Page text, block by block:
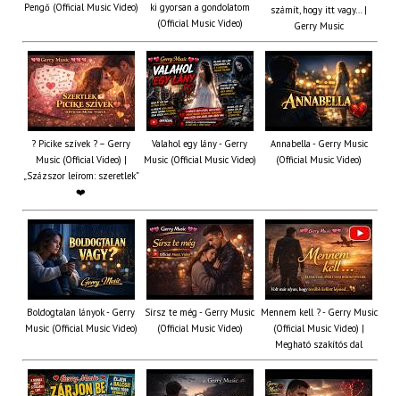
Pengő (Official Music Video)
ki gyorsan a gondolatom
(Official Music Video)
számít, hogy itt vagy… |
Gerry Music
? Picike szívek ? – Gerry
Music (Official Video) |
„Százszor leírom: szeretlek”
❤️
Valahol egy lány - Gerry
Music (Official Music Video)
Annabella - Gerry Music
(Official Music Video)
Boldogtalan lányok - Gerry
Music (Official Music Video)
Sírsz te még - Gerry Music
(Official Music Video)
Mennem kell ? - Gerry Music
(Official Music Video) |
Megható szakítós dal